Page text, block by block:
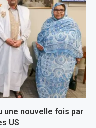
une nouvelle fois par
US